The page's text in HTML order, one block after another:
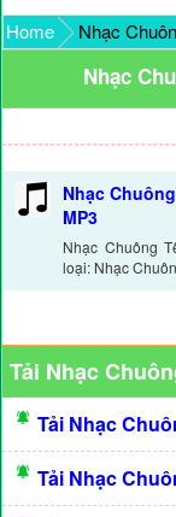
Home Nhạc
Nhạc
Nhạc
MP3
Nhạc Chuông
loại: Nhạc
Tải Nhạc
Tải Nhạc
Tải Nhạc